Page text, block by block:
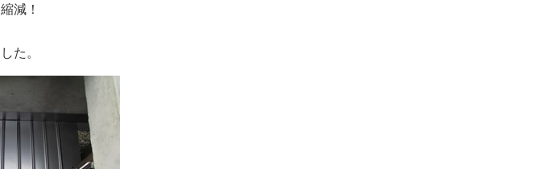
減！
た。